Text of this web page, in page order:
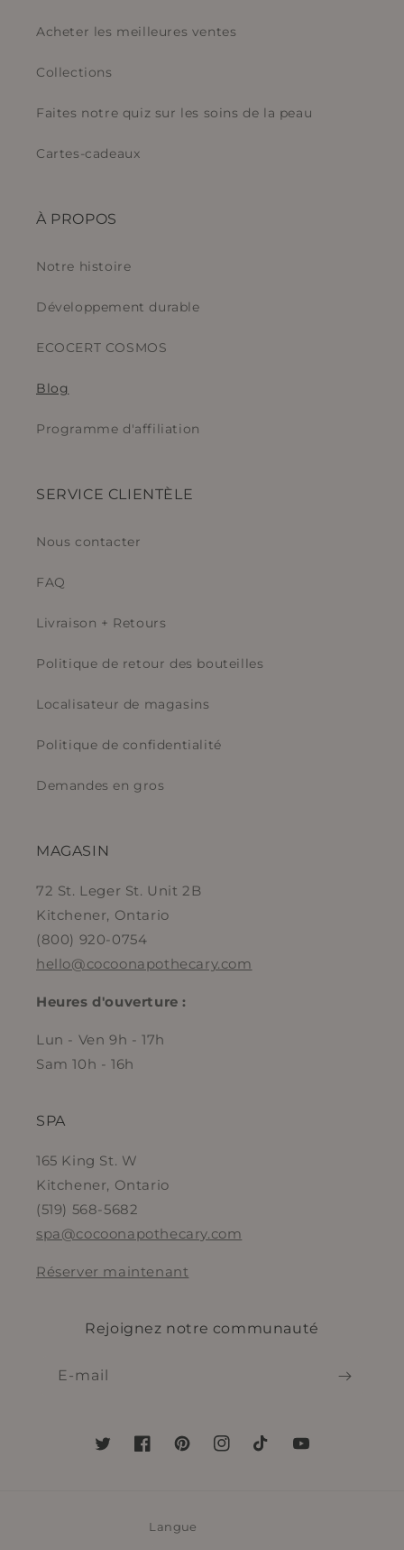
Acheter les meilleures ventes
Collections
Faites notre quiz sur les soins de la peau
Cartes-cadeaux
À PROPOS
Notre histoire
Développement durable
ECOCERT COSMOS
Blog
Programme d'affiliation
SERVICE CLIENTÈLE
Nous contacter
FAQ
Livraison + Retours
Politique de retour des bouteilles
Localisateur de magasins
Politique de confidentialité
Demandes en gros
MAGASIN
72 St. Leger St. Unit 2B
Kitchener, Ontario
(800) 920-0754
hello@cocoonapothecary.com
Heures d'ouverture :
Lun - Ven 9h - 17h
Sam 10h - 16h
SPA
165 King St. W
Kitchener, Ontario
(519) 568-5682
spa@cocoonapothecary.com
Réserver maintenant
Rejoignez notre communauté
E-mail
TwitterFacebookPinterestInstagramTikTokYouTube
Langue